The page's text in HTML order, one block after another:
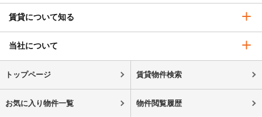
賃貸について知る
当社について
トップページ 賃貸物件検索
お気に入り物件一覧 物件閲覧履歴